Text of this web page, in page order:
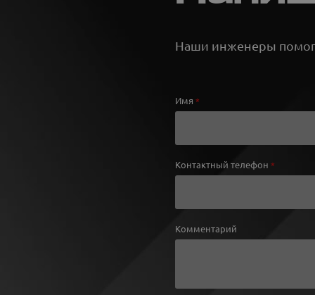
Наши инженеры
Имя*
Контактный телефон*
Комментарий